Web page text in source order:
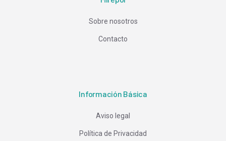
Sobre nosotros
Contacto
Información Básica
Aviso legal
Política de Privacidad